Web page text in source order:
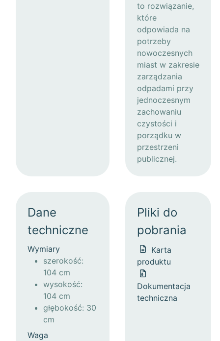
to rozwiązanie,
które
odpowiada na
potrzeby
nowoczesnych
miast w zakresie
zarządzania
odpadami przy
jednoczesnym
zachowaniu
czystości i
porządku w
przestrzeni
publicznej.
Dane
techniczne
Wymiary
szerokość:
104 cm
wysokość:
104 cm
głębokość: 30
cm
Waga
Pliki do
pobrania
Karta
produktu
Dokumentacja
techniczna